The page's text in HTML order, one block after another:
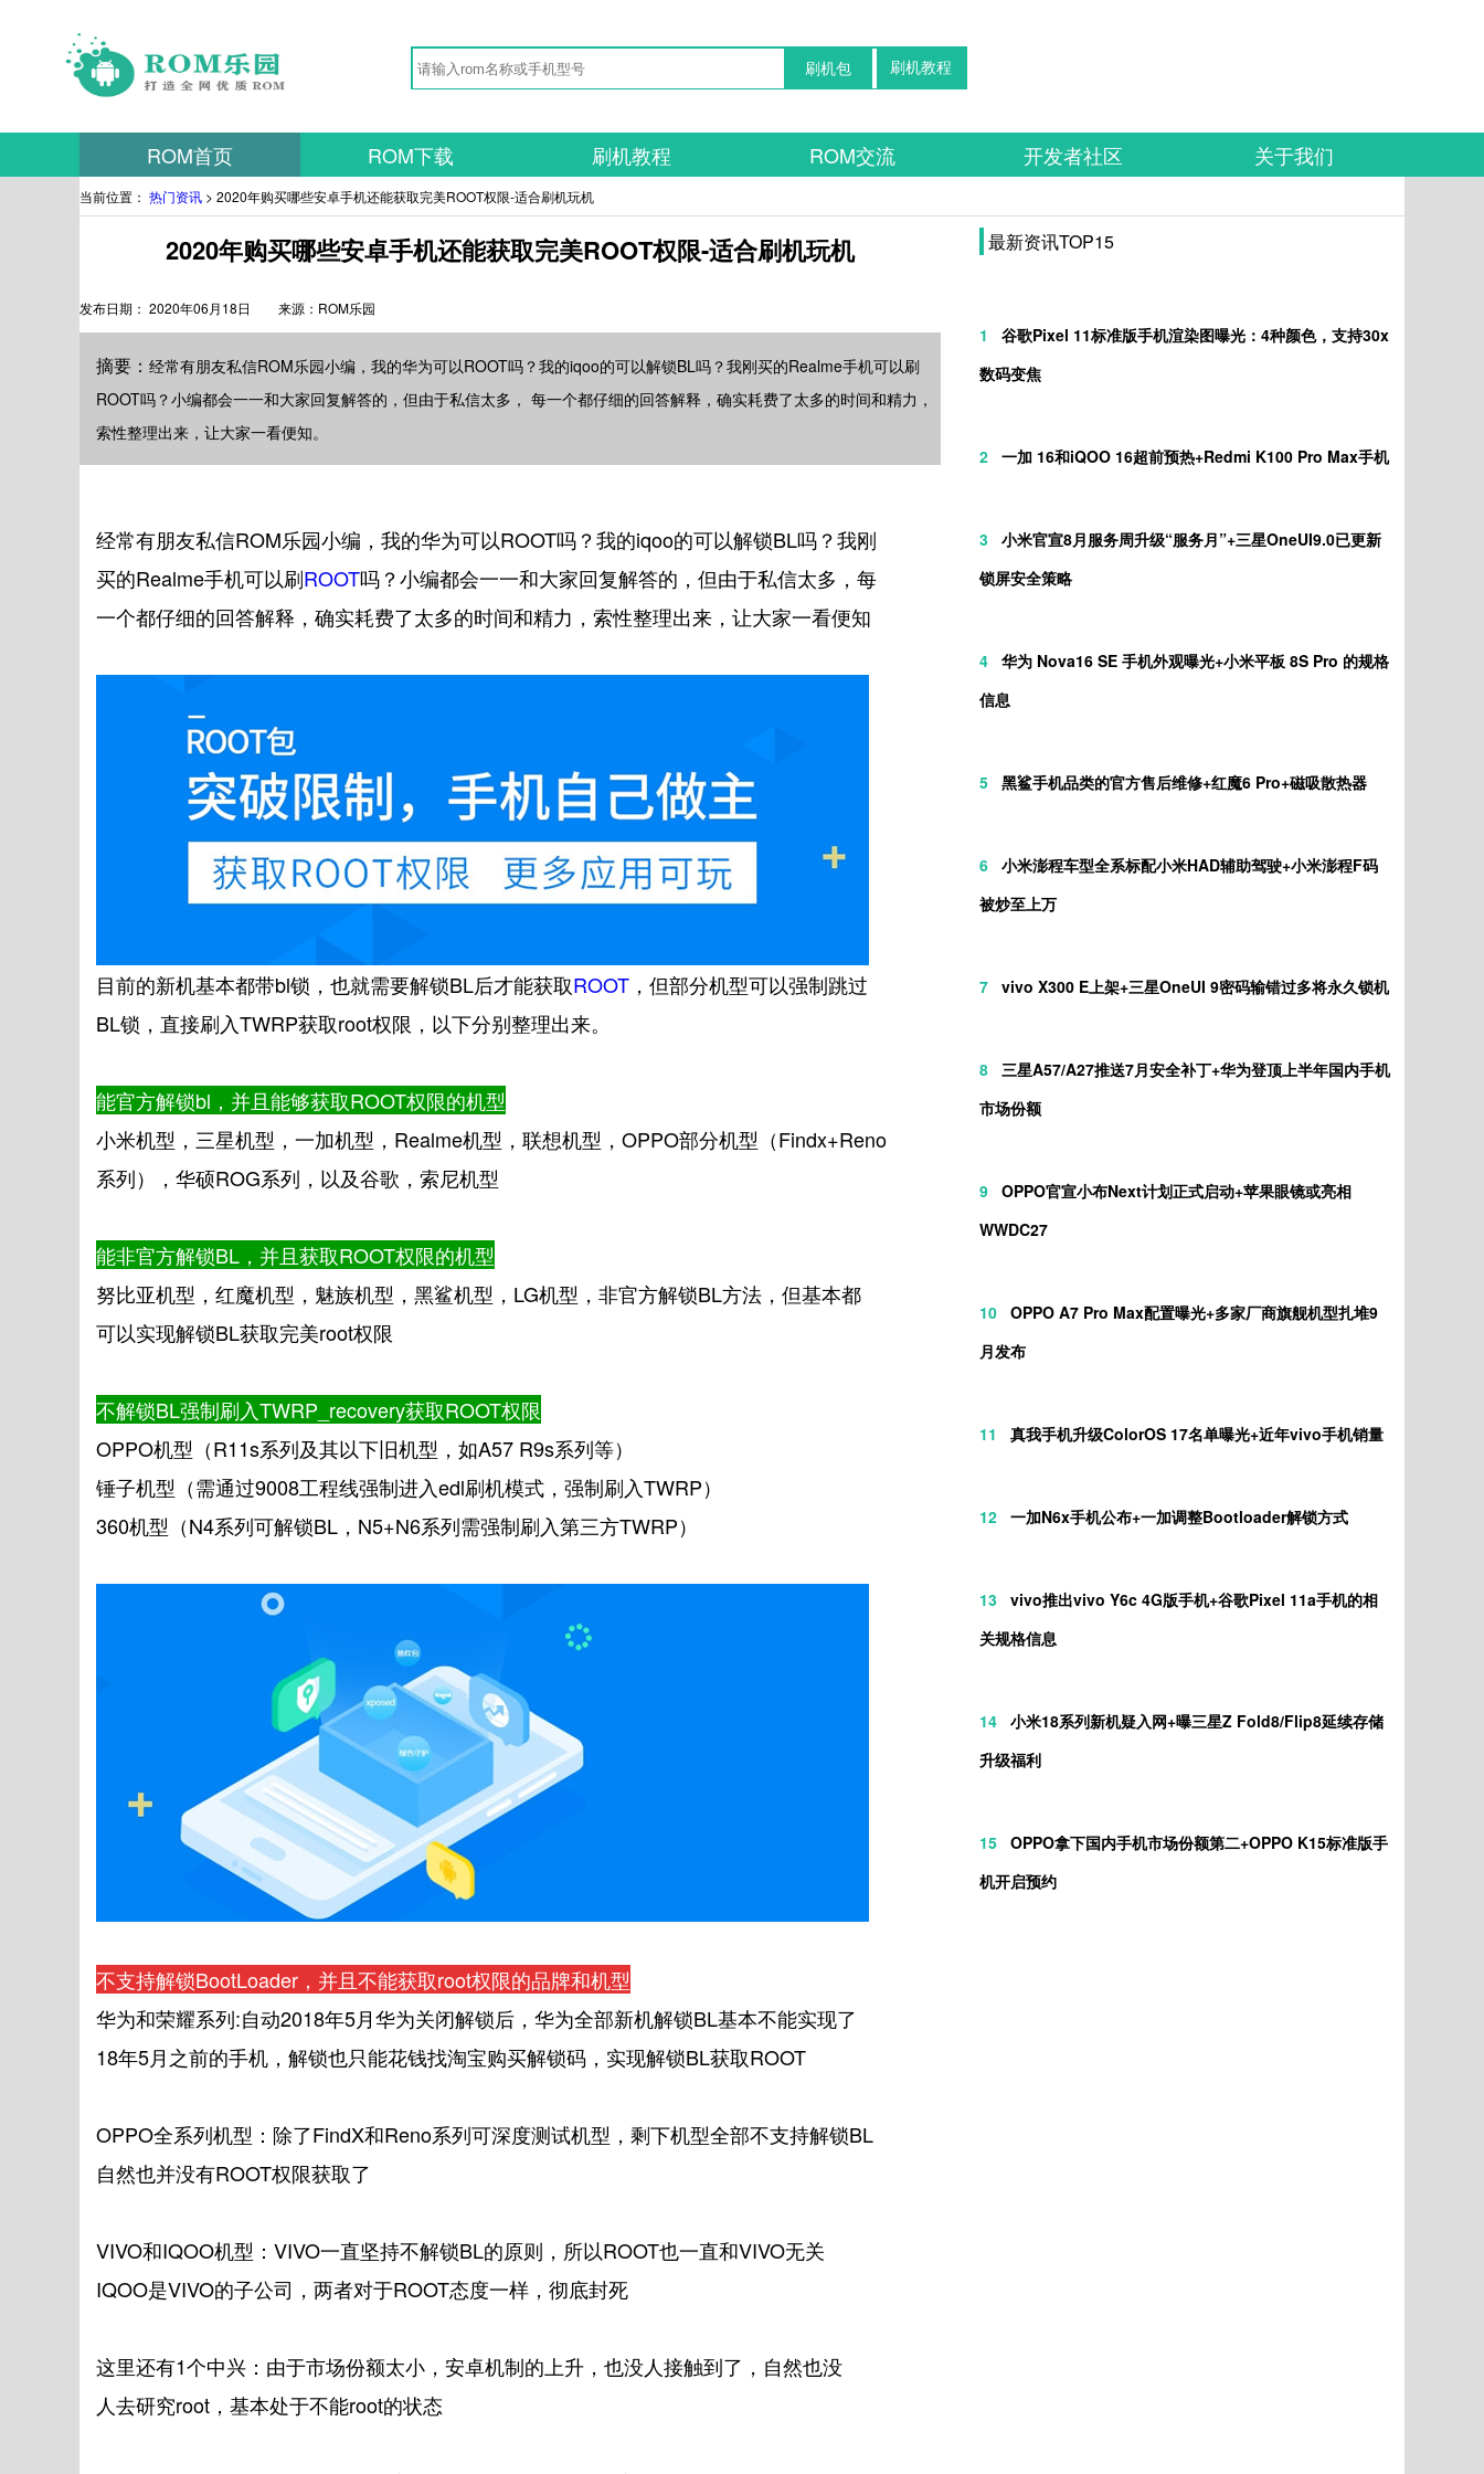
刷机教程
刷机包
ROM首页 ROM下载 刷机教程 ROM交流 开发者社区 关于我们
当前位置： 热门资讯 > 2020年购买哪些安卓手机还能获取完美ROOT权限-适合刷机玩机
2020年购买哪些安卓手机还能获取完美ROOT权限-适合刷机玩机
发布日期： 2020年06月18日 来源： ROM乐园
摘要： 经常有朋友私信ROM乐园小编，我的华为可以ROOT吗？我的iqoo的可以解锁BL吗？我刚买的Realme手机可以刷
ROOT吗？小编都会一一和大家回复解答的，但由于私信太多， 每一个都仔细的回答解释，确实耗费了太多的时间和精力，
索性整理出来，让大家一看便知。
经常有朋友私信ROM乐园小编，我的华为可以ROOT吗？我的iqoo的可以解锁BL吗？我刚
买的Realme手机可以刷ROOT吗？小编都会一一和大家回复解答的，但由于私信太多， 每
一个都仔细的回答解释，确实耗费了太多的时间和精力，索性整理出来，让大家一看便知
目前的新机基本都带bl锁，也就需要解锁BL后才能获取ROOT ，但部分机型可以强制跳过
BL锁，直接刷入TWRP获取root权限，以下分别整理出来。
能官方解锁bl，并且能够获取ROOT权限的机型
小米机型，三星机型，一加机型，Realme机型，联想机型，OPPO部分机型（Findx+Reno
系列），华硕ROG系列，以及谷歌，索尼机型
能非官方解锁BL，并且获取ROOT权限的机型
努比亚机型，红魔机型，魅族机型，黑鲨机型，LG机型，非官方解锁BL方法，但基本都
可以实现解锁BL获取完美root权限
不解锁BL强制刷入TWRP_recovery获取ROOT权限
OPPO机型（R11s系列及其以下旧机型，如A57 R9s系列等）
锤子机型（需通过9008工程线强制进入edl刷机模式，强制刷入TWRP）
360机型（N4系列可解锁BL，N5+N6系列需强制刷入第三方TWRP）
不支持解锁BootLoader，并且不能获取root权限的品牌和机型
华为和荣耀系列:自动2018年5月华为关闭解锁后，华为全部新机解锁BL基本不能实现了
18年5月之前的手机，解锁也只能花钱找淘宝购买解锁码，实现解锁BL获取ROOT
OPPO全系列机型：除了FindX和Reno系列可深度测试机型，剩下机型全部不支持解锁BL
自然也并没有ROOT权限获取了
VIVO和IQOO机型：VIVO一直坚持不解锁BL的原则，所以ROOT也一直和VIVO无关
IQOO是VIVO的子公司，两者对于ROOT态度一样，彻底封死
这里还有1个中兴：由于市场份额太小，安卓机制的上升，也没人接触到了，自然也没
人去研究root，基本处于不能root的状态
最新资讯TOP15
1
谷歌Pixel 11标准版手机渲染图曝光：4种颜色，支持30x
数码变焦
2 一加 16和iQOO 16超前预热+Redmi K100 Pro Max手机
3
小米官宣8月服务周升级“服务月”+三星OneUI9.0已更新
锁屏安全策略
4
华为 Nova16 SE 手机外观曝光+小米平板 8S Pro 的规格
信息
5 黑鲨手机品类的官方售后维修+红魔6 Pro+磁吸散热器
6
小米澎程车型全系标配小米HAD辅助驾驶+小米澎程F码
被炒至上万
7 vivo X300 E上架+三星OneUI 9密码输错过多将永久锁机
8
三星A57/A27推送7月安全补丁+华为登顶上半年国内手机
市场份额
9
OPPO官宣小布Next计划正式启动+苹果眼镜或亮相
WWDC27
10
OPPO A7 Pro Max配置曝光+多家厂商旗舰机型扎堆9
月发布
11 真我手机升级ColorOS 17名单曝光+近年vivo手机销量
12 一加N6x手机公布+一加调整Bootloader解锁方式
13
vivo推出vivo Y6c 4G版手机+谷歌Pixel 11a手机的相
关规格信息
14
小米18系列新机疑入网+曝三星Z Fold8/Flip8延续存储
升级福利
15
OPPO拿下国内手机市场份额第二+OPPO K15标准版手
机开启预约